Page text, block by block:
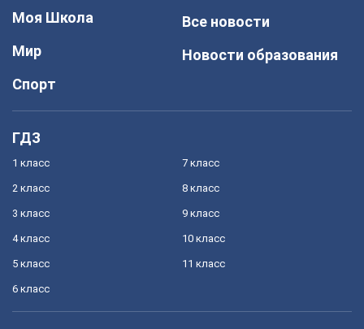
Моя Школа
Мир
Спорт
Все новости
Новости образования
ГДЗ
1 класс
2 класс
3 класс
4 класс
5 класс
6 класс
7 класс
8 класс
9 класс
10 класс
11 класс